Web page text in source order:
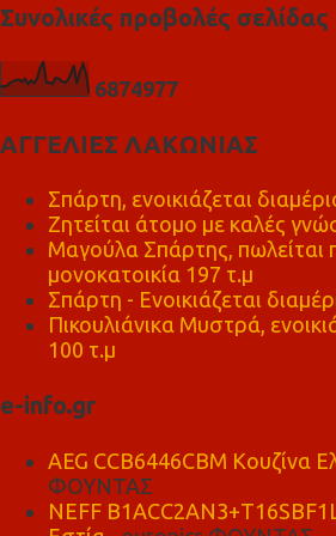
Συνολικές προβολές σελίδας
6874977
ΑΓΓΕΛΙΕΣ ΛΑΚΩΝΙΑΣ
Σπάρτη, ενοικιάζεται
Ζητείται άτομο με καλές
Μαγούλα Σπάρτης, πωλείται
μονοκατοικία 197 τ.μ
Σπάρτη - Ενοικιάζεται
Πικουλιάνικα Μυστρά,
100 τ.μ
e-info.gr
AEG CCB6446CBM Κουζίνα
ΦΟΥΝΤΑΣ
NEFF